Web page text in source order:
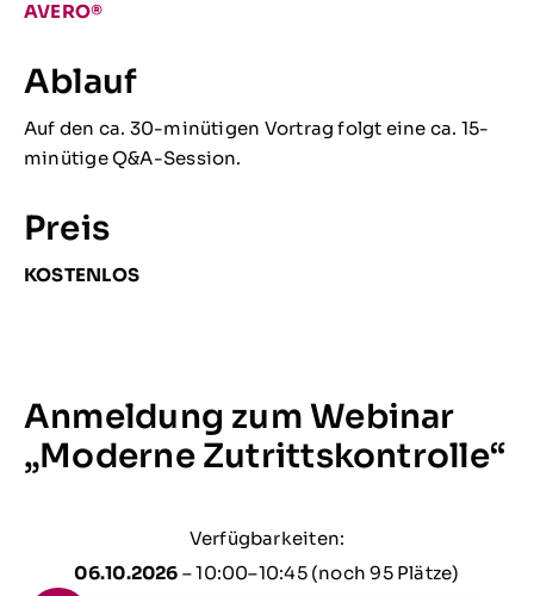
AVERO®
Ablauf
Auf den ca. 30-minütigen Vortrag folgt eine ca. 15-
minütige Q&A-Session.
Preis
KOSTENLOS
Anmeldung zum Webinar
„Moderne Zutrittskontrolle“
Verfügbarkeiten:
06.10.2026 – 10:00–10:45 (noch 95 Plätze)